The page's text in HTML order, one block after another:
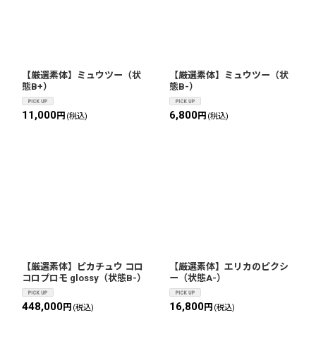
【厳選素体】ミュウツー（状
態B+）
11,000円 (税込)
【厳選素体】ミュウツー（状
態B-）
6,800円 (税込)
【厳選素体】ピカチュウ コロ
コロプロモ glossy（状態B-）
448,000円 (税込)
【厳選素体】エリカのピクシ
ー（状態A-）
16,800円 (税込)